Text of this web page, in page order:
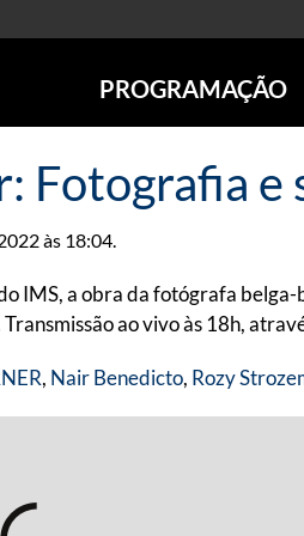
PROGRAMAÇÃO
SÃO PAULO
RIO DE JANEIRO
EXPOSIÇÕES
FUTURAS
ANTERIORES
Fotografia
às 18:04.
IMS, a obra da fotógrafa
Transmissão ao vivo às 18h,
, Nair Benedicto, Rozy